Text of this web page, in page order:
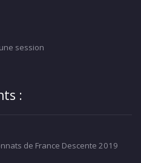
session
:
de France Descente 2019